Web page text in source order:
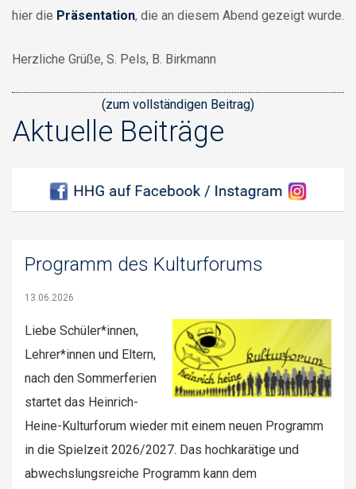
hier die Präsentation, die an diesem Abend gezeigt wurde.
Herzliche Grüße, S. Pels, B. Birkmann
(zum vollständigen Beitrag)
Aktuelle Beiträge
Programm des Kulturforums
13.06.2026
Liebe Schüler*innen,
Lehrer*innen und Eltern,
nach den Sommerferien
startet das Heinrich-
Heine-Kulturforum wieder mit einem neuen Programm
in die Spielzeit 2026/2027. Das hochkarätige und
abwechslungsreiche Programm kann dem